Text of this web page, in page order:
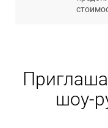
шоу-